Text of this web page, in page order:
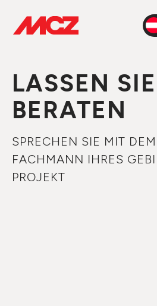
LASSEN
BERATEN
SPRECHEN SIE MIT
FACHMANN IHRES
PROJEKT